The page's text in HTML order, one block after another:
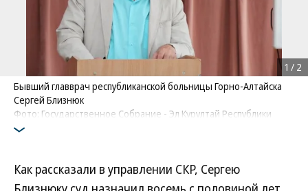
Бывший главврач республиканской больницы Горно-Алтайска
Сергей Близнюк
Фото: Государственное Собрание - Эл Курултай Республики
Алтай
1 / 2
Как рассказали в управлении СКР, Сергею